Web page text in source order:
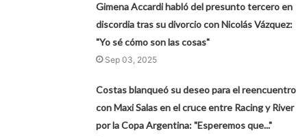
Gimena Accardi habló del presunto tercero en
discordia tras su divorcio con Nicolás Vázquez:
"Yo sé cómo son las cosas"
Sep 03, 2025
Costas blanqueó su deseo para el reencuentro
con Maxi Salas en el cruce entre Racing y River
por la Copa Argentina: "Esperemos que..."